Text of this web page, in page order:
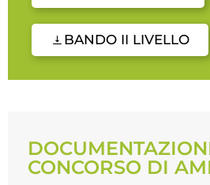
BANDO II LIVELLO
CONCORSO DI